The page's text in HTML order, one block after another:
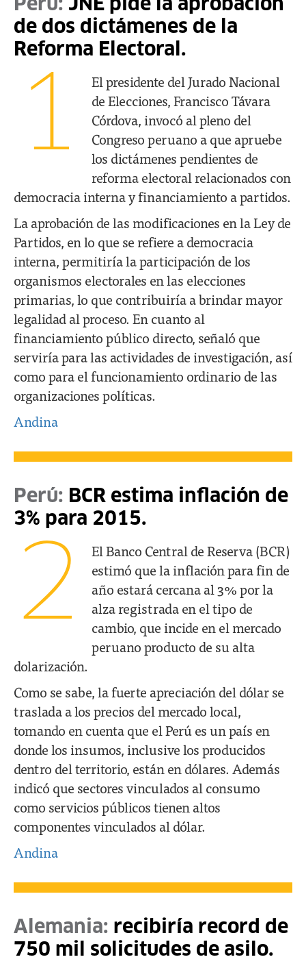
Perú: JNE pide la aprobación
de dos dictámenes de la
Reforma Electoral.
1
El presidente del Jurado Nacional
de Elecciones, Francisco Távara
Córdova, invocó al pleno del
Congreso peruano a que apruebe
los dictámenes pendientes de
reforma electoral relacionados con
democracia interna y financiamiento a partidos.
La aprobación de las modificaciones en la Ley de
Partidos, en lo que se refiere a democracia
interna, permitiría la participación de los
organismos electorales en las elecciones
primarias, lo que contribuiría a brindar mayor
legalidad al proceso. En cuanto al
financiamiento público directo, señaló que
serviría para las actividades de investigación, así
como para el funcionamiento ordinario de las
organizaciones políticas.
Andina
Perú: BCR estima inflación de
3% para 2015.
2
El Banco Central de Reserva (BCR)
estimó que la inflación para fin de
año estará cercana al 3% por la
alza registrada en el tipo de
cambio, que incide en el mercado
peruano producto de su alta
dolarización.
Como se sabe, la fuerte apreciación del dólar se
traslada a los precios del mercado local,
tomando en cuenta que el Perú es un país en
donde los insumos, inclusive los producidos
dentro del territorio, están en dólares. Además
indicó que sectores vinculados al consumo
como servicios públicos tienen altos
componentes vinculados al dólar.
Andina
Alemania: recibiría record de
750 mil solicitudes de asilo.